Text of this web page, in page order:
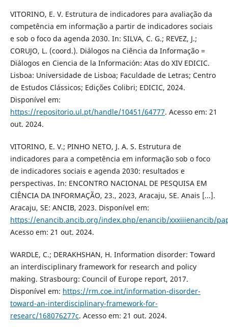
VITORINO, E. V. Estrutura de indicadores para avaliação da
competência em informação a partir de indicadores sociais
e sob o foco da agenda 2030. In: SILVA, C. G.; REVEZ, J.;
CORUJO, L. (coord.). Diálogos na Ciência da Informação =
Diálogos en Ciencia de la Información: Atas do XIV EDICIC.
Lisboa: Universidade de Lisboa; Faculdade de Letras; Centro
de Estudos Clássicos; Edições Colibri; EDICIC, 2024.
Disponível em:
https://repositorio.ul.pt/handle/10451/64777. Acesso em: 21
out. 2024.
VITORINO, E. V.; PINHO NETO, J. A. S. Estrutura de
indicadores para a competência em informação sob o foco
de indicadores sociais e agenda 2030: resultados e
perspectivas. In: ENCONTRO NACIONAL DE PESQUISA EM
CIÊNCIA DA INFORMAÇÃO, 23., 2023, Aracaju, SE. Anais [...].
Aracaju, SE: ANCIB, 2023. Disponível em:
https://enancib.ancib.org/index.php/enancib/xxxiiienancib/
Acesso em: 21 out. 2024.
WARDLE, C.; DERAKHSHAN, H. Information disorder: Toward
an interdisciplinary framework for research and policy
making. Strasbourg: Council of Europe report, 2017.
Disponível em: https://rm.coe.int/information-disorder-
toward-an-interdisciplinary-framework-for-
researc/168076277c. Acesso em: 21 out. 2024.